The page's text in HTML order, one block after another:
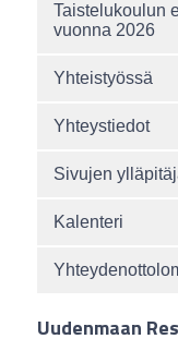
Taistelukoulun
vuonna 2026
Yhteistyössä
Yhteystiedot
Sivujen
Kalenteri
Uudenmaan